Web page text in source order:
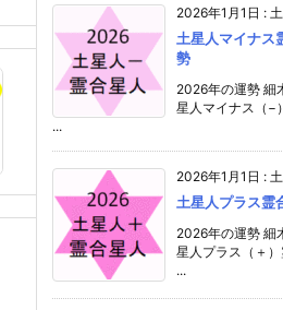
2026年1月1日 :
土星人マイナ
勢
2026年の運勢 細
星人マイナス（−
...
2026年1月1日 :
土星人プラス
2026年の運勢 細
星人プラス（＋
...